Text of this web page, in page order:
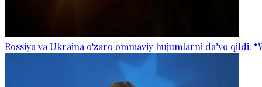
Rossiya va Ukraina o‘zaro ommaviy hujumlarni da’vo qildi: